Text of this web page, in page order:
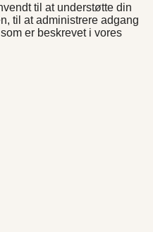
til at understøtte din
til at administrere adgang
er beskrevet i vores